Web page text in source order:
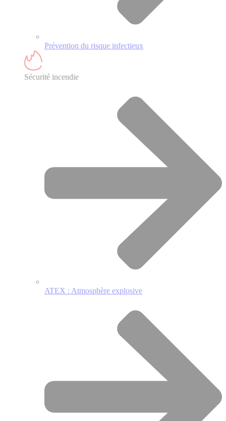
Prévention du risque infectieux
Sécurité incendie
ATEX : Atmosphère explosive